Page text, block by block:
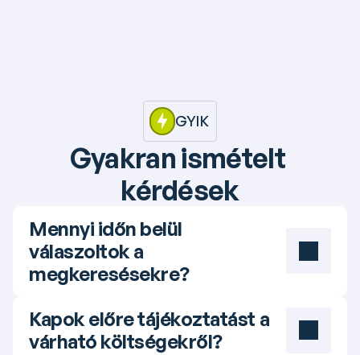
GYIK
Gyakran ismételt
kérdések
Mennyi időn belül
válaszoltok a
megkeresésekre?
Kapok előre tájékoztatást a
várható költségekről?